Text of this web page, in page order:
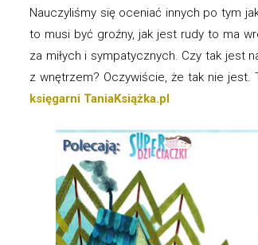
Nauczyliśmy się oceniać innych po tym
to musi być groźny, jak jest rudy to ma
za miłych i sympatycznych. Czy tak jest
z wnętrzem? Oczywiście, że tak nie
księgarni TaniaKsiążka.pl